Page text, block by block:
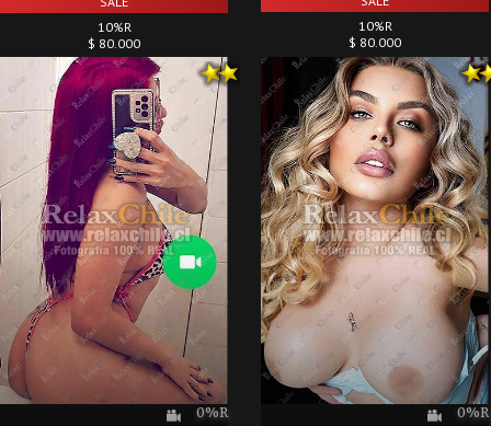
10%R
$ 80.000
10%R
$ 80.000
0%R 0%R